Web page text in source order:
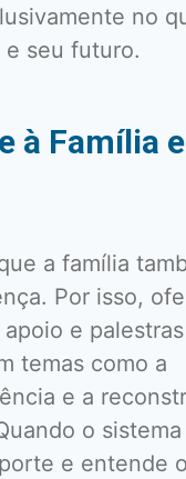
no
e seu futuro.
à Família
a família
Por isso,
e
temas como a
e a
o
e entende